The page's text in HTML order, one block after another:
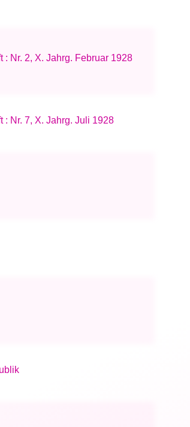
Nr. 2, X. Jahrg. Februar 1928
: Nr. 7, X. Jahrg. Juli 1928